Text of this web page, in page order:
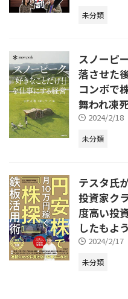
未分類
スノーピ
落させた
コンボで
舞われ凍
2024/2/18
未分類
テスタ氏
投資家ク
度高い投
したもよう
2024/2/17
未分類